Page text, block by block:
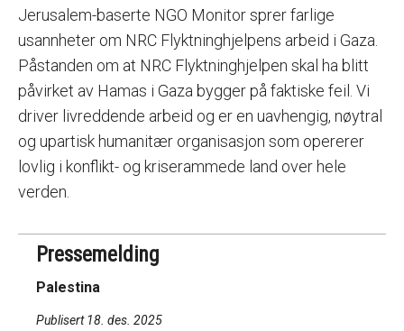
Jerusalem-baserte NGO Monitor sprer farlige
usannheter om NRC Flyktninghjelpens arbeid i Gaza.
Påstanden om at NRC Flyktninghjelpen skal ha blitt
påvirket av Hamas i Gaza bygger på faktiske feil. Vi
driver livreddende arbeid og er en uavhengig, nøytral
og upartisk humanitær organisasjon som opererer
lovlig i konflikt- og kriserammede land over hele
verden.
Pressemelding
Palestina
Publisert 18. des. 2025